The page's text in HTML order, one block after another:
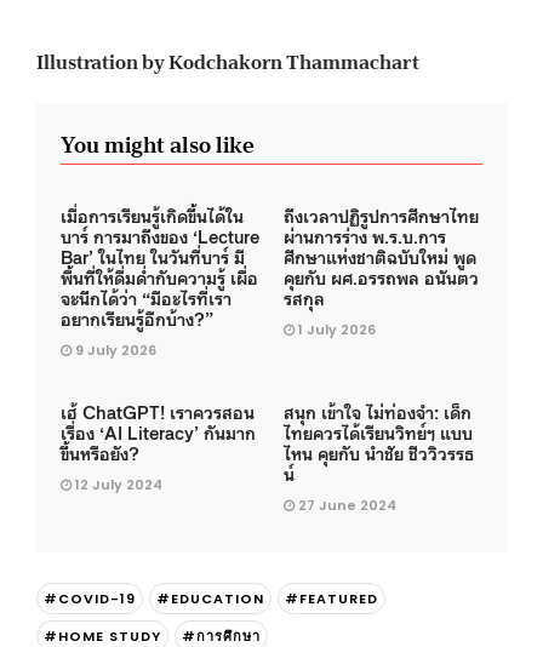
Illustration by Kodchakorn Thammachart
You might also like
เมื่อการเรียนรู้เกิดขึ้นได้ใน
บาร์ การมาถึงของ ‘Lecture
Bar’ ในไทย ในวันที่บาร์ มี
พื้นที่ให้ดื่มด่ำกับความรู้ เผื่อ
จะนึกได้ว่า “มีอะไรที่เรา
อยากเรียนรู้อีกบ้าง?”
9 July 2026
ถึงเวลาปฏิรูปการศึกษาไทย
ผ่านการร่าง พ.ร.บ.การ
ศึกษาแห่งชาติฉบับใหม่ พูด
คุยกับ ผศ.อรรถพล อนันตว
รสกุล
1 July 2026
เฮ้ ChatGPT! เราควรสอน
เรื่อง ‘AI Literacy’ กันมาก
ขึ้นหรือยัง?
12 July 2024
สนุก เข้าใจ ไม่ท่องจำ: เด็ก
ไทยควรได้เรียนวิทย์ฯ แบบ
ไหน คุยกับ นำชัย ชีววิวรรธ
น์
27 June 2024
#COVID-19 #EDUCATION
#FEATURED
#HOME STUDY
#การศึกษา